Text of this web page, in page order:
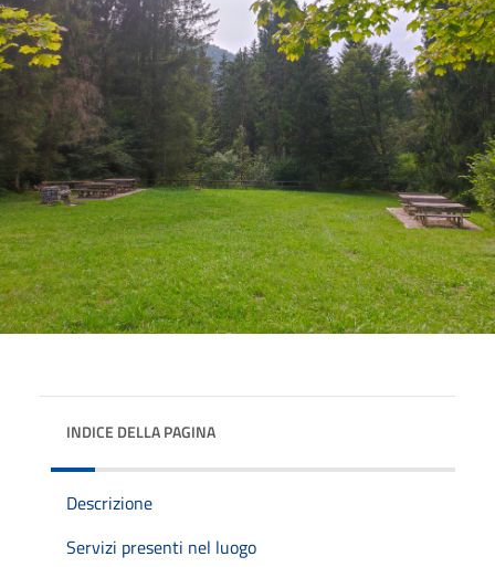
INDICE DELLA PAGINA
Descrizione
Servizi presenti nel luogo